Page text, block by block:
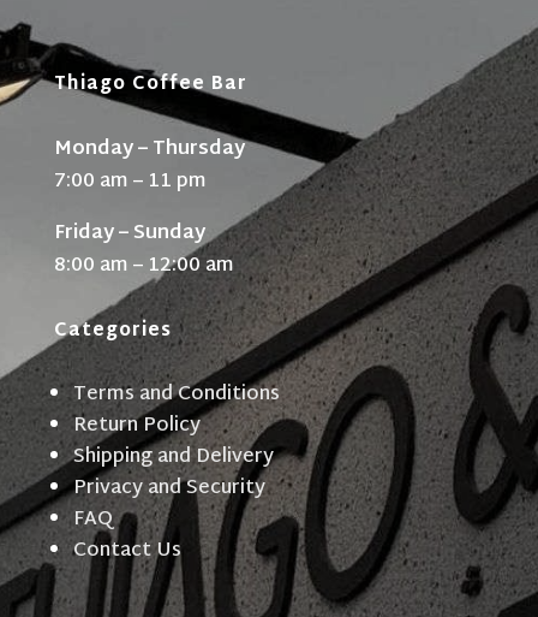
Thiago Coffee Bar
Monday – Thursday
7:00 am – 11 pm
Friday – Sunday
8:00 am – 12:00 am
Categories
Terms and Conditions
Return Policy
Shipping and Delivery
Privacy and Security
FAQ
Contact Us